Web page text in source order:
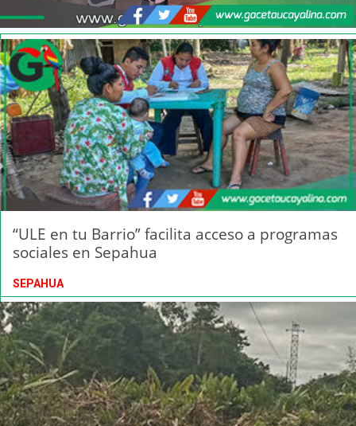
“ULE en tu Barrio” facilita acceso a programas
sociales en Sepahua
SEPAHUA